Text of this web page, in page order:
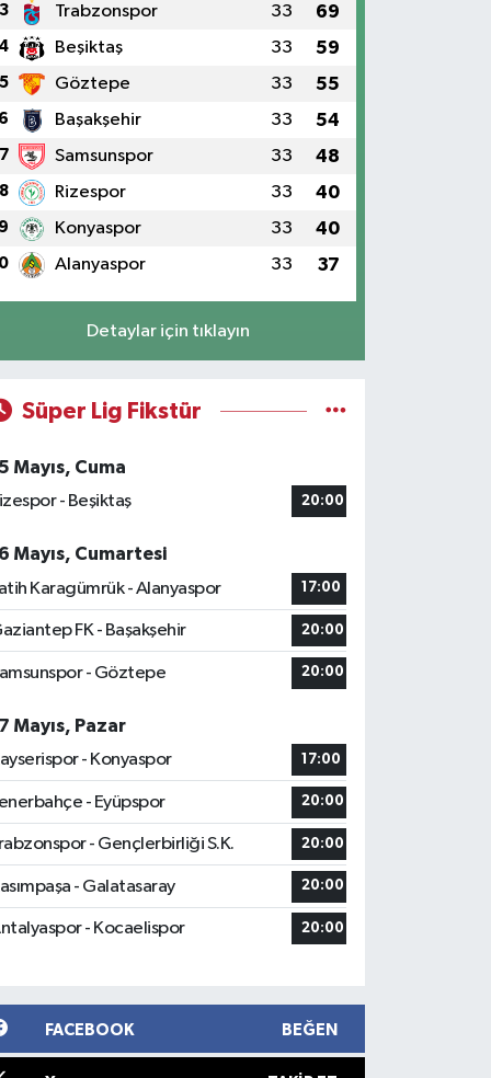
3 Trabzonspor 33 69
4 Beşiktaş 33 59
5 Göztepe 33 55
6 Başakşehir 33 54
7 Samsunspor 33 48
8 Rizespor 33 40
9 Konyaspor 33 40
Alanyaspor 33 37
Detaylar için tıklayın
Süper Lig Fikstür
Mayıs, Cuma
- Beşiktaş
20:00
Mayıs, Cumartesi
Karagümrük - Alanyaspor
17:00
FK - Başakşehir 20:00
- Göztepe 20:00
Mayıs, Pazar
- Konyaspor
17:00
- Eyüpspor 20:00
- Gençlerbirliği S.K. 20:00
- Galatasaray 20:00
- Kocaelispor 20:00
FACEBOOK BEĞEN